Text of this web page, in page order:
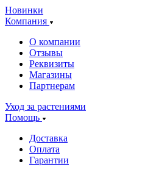
Новинки
Компания
О компании
Отзывы
Реквизиты
Магазины
Партнерам
Уход за растениями
Помощь
Доставка
Оплата
Гарантии